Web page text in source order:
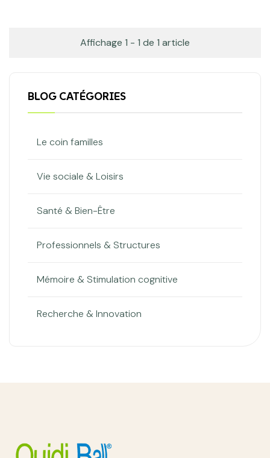
Affichage 1 - 1 de 1 article
BLOG CATÉGORIES
Le coin familles
Vie sociale & Loisirs
Santé & Bien-Être
Professionnels & Structures
Mémoire & Stimulation cognitive
Recherche & Innovation